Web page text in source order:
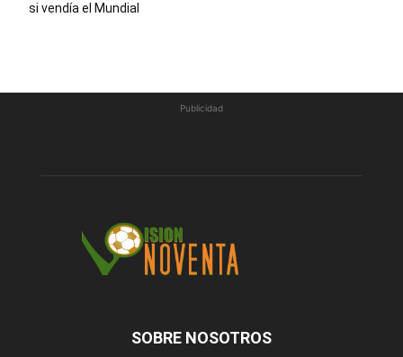
si vendía el Mundial
Publicidad
SOBRE NOSOTROS